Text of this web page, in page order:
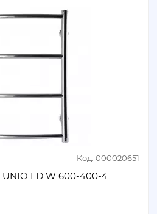
Код: 000020651
LD W 600-400-4